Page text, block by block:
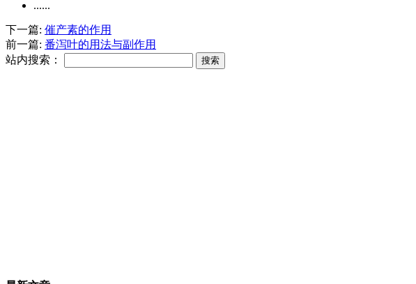
......
下一篇: 催产素的作用
前一篇: 番泻叶的用法与副作用
站内搜索：